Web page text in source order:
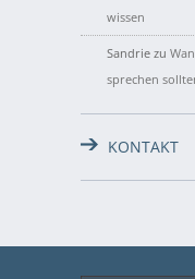
wissen
Sandrie zu
sprechen
KONTAKT